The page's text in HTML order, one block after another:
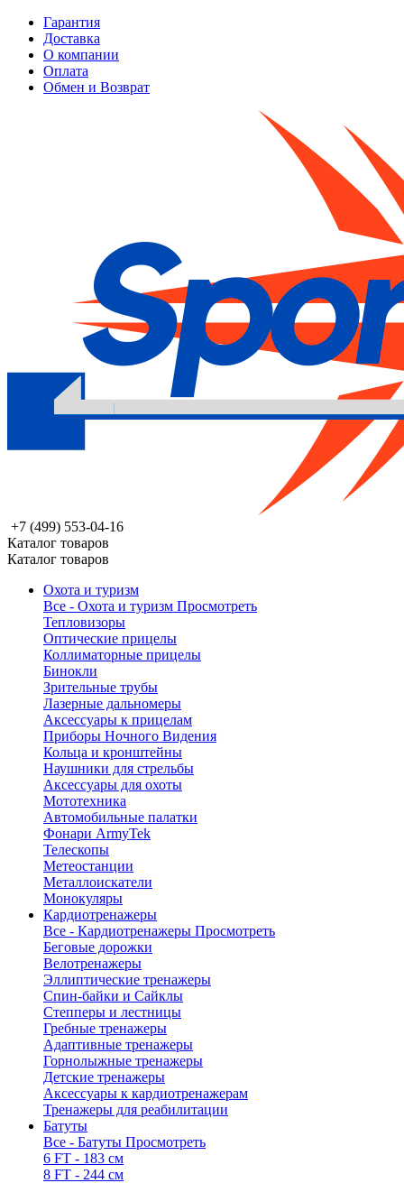
Гарантия
Доставка
О компании
Оплата
Обмен и Возврат
+7 (499) 553-04-16
Каталог товаров
Каталог товаров
Охота и туризм
Все - Охота и туризм Просмотреть
Тепловизоры
Оптические прицелы
Коллиматорные прицелы
Бинокли
Зрительные трубы
Лазерные дальномеры
Аксессуары к прицелам
Приборы Ночного Видения
Кольца и кронштейны
Наушники для стрельбы
Аксессуары для охоты
Мототехника
Автомобильные палатки
Фонари ArmyTek
Телескопы
Метеостанции
Металлоискатели
Монокуляры
Кардиотренажеры
Все - Кардиотренажеры Просмотреть
Беговые дорожки
Велотренажеры
Эллиптические тренажеры
Спин-байки и Сайклы
Степперы и лестницы
Гребные тренажеры
Адаптивные тренажеры
Горнолыжные тренажеры
Детские тренажеры
Аксессуары к кардиотренажерам
Тренажеры для реабилитации
Батуты
Все - Батуты Просмотреть
6 FT - 183 см
8 FT - 244 см